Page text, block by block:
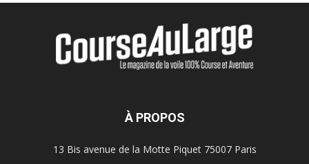
À PROPOS
13 Bis avenue de la Motte Piquet 75007 Paris